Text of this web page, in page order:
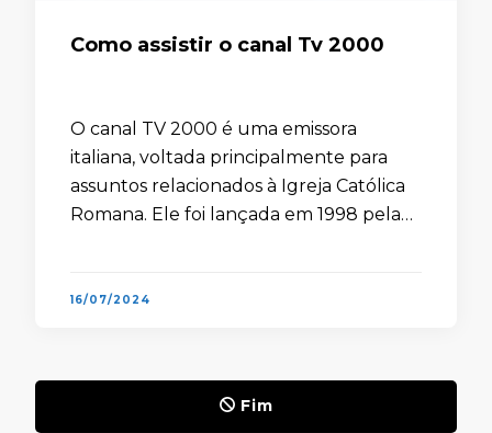
Como assistir o canal Tv 2000
O canal TV 2000 é uma emissora
italiana, voltada principalmente para
assuntos relacionados à Igreja Católica
Romana. Ele foi lançada em 1998 pela
país …
16/07/2024
Fim